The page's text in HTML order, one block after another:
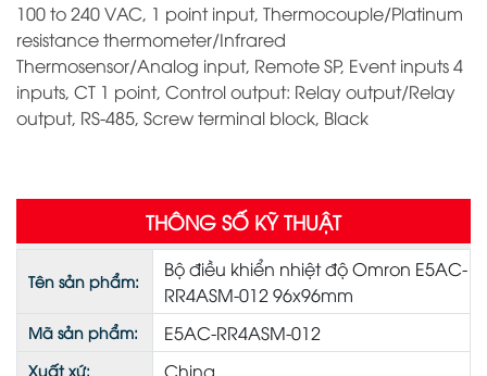
100 to 240 VAC, 1 point input, Thermocouple/Platinum
resistance thermometer/Infrared
Thermosensor/Analog input, Remote SP, Event inputs 4
inputs, CT 1 point, Control output: Relay output/Relay
output, RS-485, Screw terminal block, Black
THÔNG SỐ KỸ THUẬT
Tên sản phẩm:
Bộ điều khiển nhiệt độ Omron E5AC-
RR4ASM-012 96x96mm
Mã sản phẩm: E5AC-RR4ASM-012
Xuất xứ: China